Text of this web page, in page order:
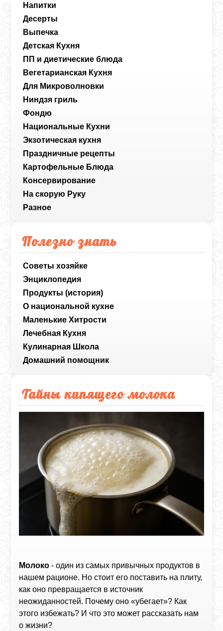
Напитки
Десерты
Выпечка
Детская Кухня
ПП и диетические блюда
Вегетарианская Кухня
Для Микроволновки
Ниндзя гриль
Фондю
Национальные Кухни
Экзотическая кухня
Праздничные рецепты
Картофельные Блюда
Консервирование
На скорую Руку
Разное
Полезно знать
Советы хозяйке
Энциклопедия
Продукты (история)
О национальной кухне
Маленькие Хитрости
Лечебная Кухня
Кулинарная Школа
Домашний помощник
Тайны кипящего молока
Молоко - один из самых привычных продуктов в
нашем рационе. Но стоит его поставить на плиту,
как оно превращается в источник
неожиданностей. Почему оно «убегает»? Как
этого избежать? И что это может рассказать нам
о жизни?